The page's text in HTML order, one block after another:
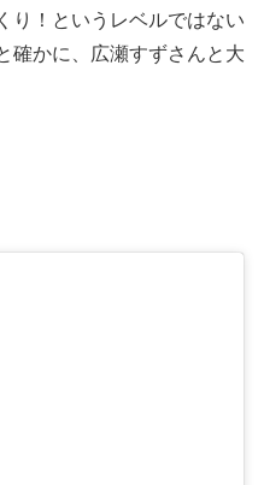
り！というレベルではない
確かに、広瀬すずさんと大